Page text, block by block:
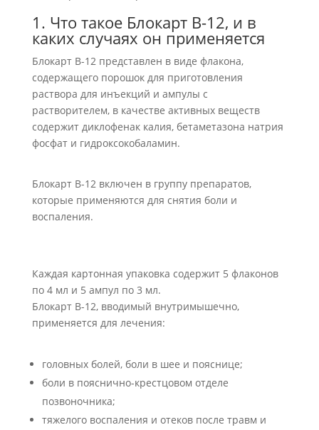
1. Что такое Блокарт В-12, и в
каких случаях он применяется
Блокарт В-12 представлен в виде флакона,
содержащего порошок для приготовления
раствора для инъекций и ампулы с
растворителем, в качестве активных веществ
содержит диклофенак калия, бетаметазона натрия
фосфат и гидроксокобаламин.
Блокарт В-12 включен в группу препаратов,
которые применяются для снятия боли и
воспаления.
Каждая картонная упаковка содержит 5 флаконов
по 4 мл и 5 ампул по 3 мл.
Блокарт В-12, вводимый внутримышечно,
применяется для лечения:
головных болей, боли в шее и пояснице;
боли в пояснично-крестцовом отделе
позвоночника;
тяжелого воспаления и отеков после травм и